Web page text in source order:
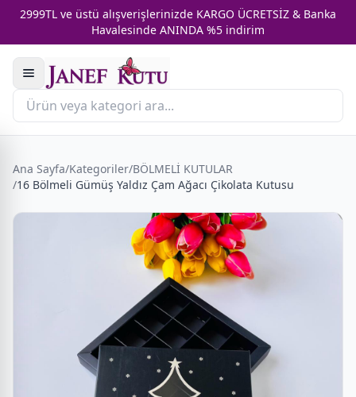
2999TL ve üstü alışverişlerinizde KARGO ÜCRETSİZ & Banka
Havalesinde ANINDA %5 indirim
Ana Sayfa/Kategoriler/BÖLMELİ KUTULAR
/16 Bölmeli Gümüş Yaldız Çam Ağacı Çikolata Kutusu